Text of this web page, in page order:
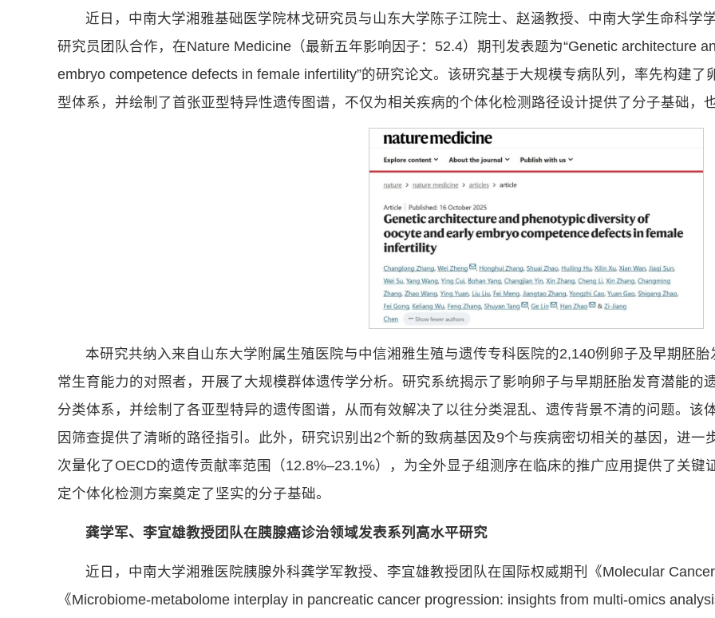
近日，中南大学湘雅基础医学院林戈研究员与山东大学陈子江院士、赵涵教授、中南大学生命科学
研究员团队合作，在Nature Medicine（最新五年影响因子：52.4）期刊发表题为“Genetic architecture
embryo competence defects in female infertility”的研究论文。该研究基于大规模专病队列，率先构建
型体系，并绘制了首张亚型特异性遗传图谱，不仅为相关疾病的个体化检测路径设计提供了分子基础，
本研究共纳入来自山东大学附属生殖医院与中信湘雅生殖与遗传专科医院的2,140例卵子及早期胚
常生育能力的对照者，开展了大规模群体遗传学分析。研究系统揭示了影响卵子与早期胚胎发育潜能的
分类体系，并绘制了各亚型特异的遗传图谱，从而有效解决了以往分类混乱、遗传背景不清的问题。该
因筛查提供了清晰的路径指引。此外，研究识别出2个新的致病基因及9个与疾病密切相关的基因，进
次量化了OECD的遗传贡献率范围（12.8%–23.1%），为全外显子组测序在临床的推广应用提供了关键
定个体化检测方案奠定了坚实的分子基础。
龚学军、李宜雄教授团队在胰腺癌诊治领域发表系列高水平研究
近日，中南大学湘雅医院胰腺外科龚学军教授、李宜雄教授团队在国际权威期刊《Molecular
《Microbiome-metabolome interplay in pancreatic cancer progression: insights from multi-omics